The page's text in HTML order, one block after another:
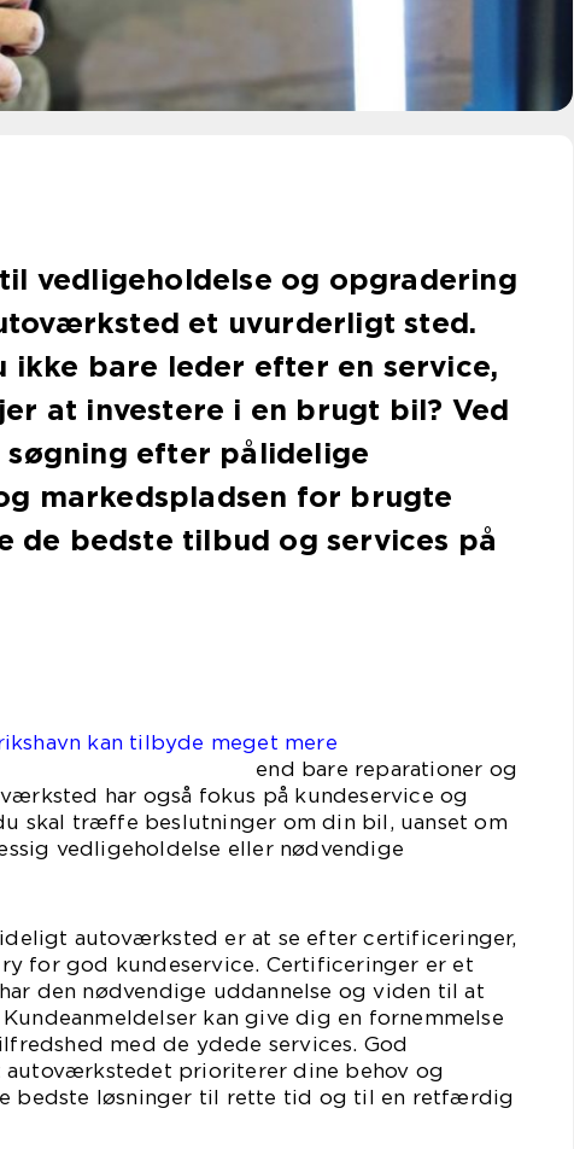
vedligeholdelse og opgradering
et uvurderligt sted.
ikke bare leder efter en service,
at investere i en brugt bil? Ved
efter pålidelige
markedspladsen for brugte
de bedste tilbud og services på
kan tilbyde meget mere
reparationer og
har også fokus på kundeservice og
skal træffe beslutninger om din bil, uanset om
vedligeholdelse eller nødvendige
autoværksted er at se efter certificeringer,
for god kundeservice. Certificeringer er et
den nødvendige uddannelse og viden til at
kan give dig en fornemmelse
med de ydede services. God
autoværkstedet prioriterer dine behov og
bedste løsninger til rette tid og til en retfærdig